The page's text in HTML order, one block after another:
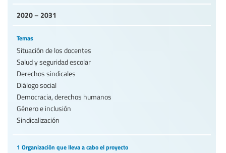
2020 – 2031
Temas
Situación de los docentes
Salud y seguridad escolar
Derechos sindicales
Diálogo social
Democracia, derechos humanos
Género e inclusión
Sindicalización
1 Organización que lleva a cabo el proyecto